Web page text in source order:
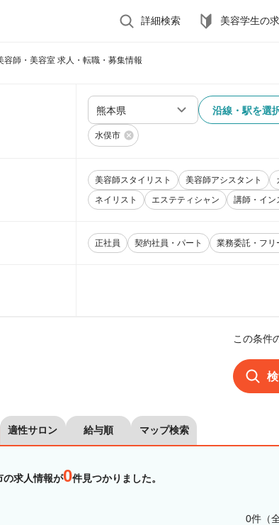
詳細検索 美容学生の
容師・美容室 求人・転職・募集情報
沿線・駅を選
水俣市
美容師スタイリスト 美容師アシスタント
ネイリスト
エステティシャン 講師・イン
正社員 契約社員・パート 業務委託・フリ
この条件
適性サロン 給与順 マップ検索
の求人情報が0件見つかりました。
0件（